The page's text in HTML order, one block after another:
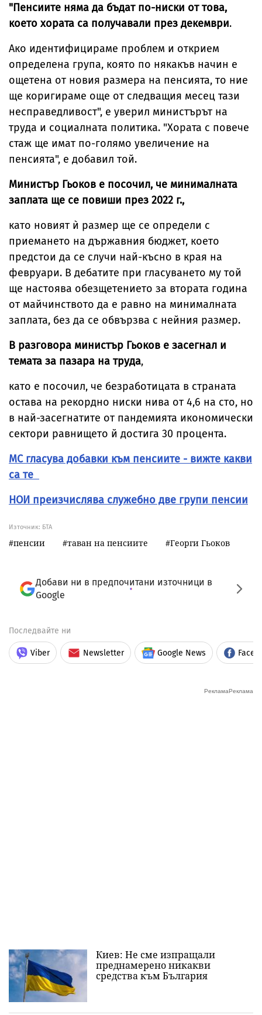
"Пенсиите няма да бъдат по-ниски от това,
което хората са получавали през декември.
Ако идентифицираме проблем и открием
определена група, която по някакъв начин е
ощетена от новия размера на пенсията, то ние
ще коригираме още от следващия месец тази
несправедливост", е уверил министърът на
труда и социалната политика. "Хората с повече
стаж ще имат по-голямо увеличение на
пенсията", е добавил той.
Министър Гьоков е посочил, че минималната
заплата ще се повиши през 2022 г.,
като новият ѝ размер ще се определи с
приемането на държавния бюджет, което
предстои да се случи най-късно в края на
февруари. В дебатите при гласуването му той
ще настоява обезщетението за втората година
от майчинството да е равно на минималната
заплата, без да се обвързва с нейния размер.
В разговора министър Гьоков е засегнал и
темата за пазара на труда,
като е посочил, че безработицата в страната
остава на рекордно ниски нива от 4,6 на сто, но
в най-засегнатите от пандемията икономически
сектори равнището й достига 30 процента.
МС гласува добавки към пенсиите - вижте какви
са те
НОИ преизчислява служебно две групи пенсии
Източник: БТА
пенсии таван на пенсиите Георги Гьоков
Добави ни в предпочитани източници в
Google
Последвайте ни
Viber Newsletter Google News
Киев: Не сме изпращали
преднамерено никакви
средства към България